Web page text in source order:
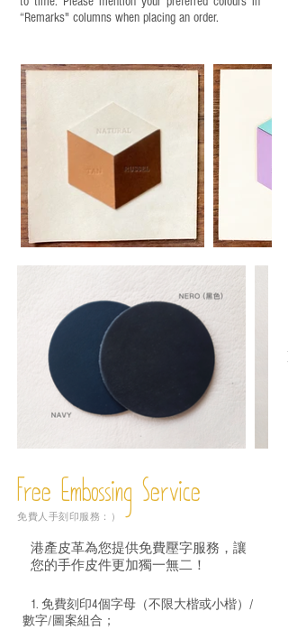
“Remarks" columns when placing an order.
Free Embossing Service
免費人手刻印服務：）
港產皮革為您提供免費壓字服務，讓
您的手作皮件更加獨一無二！
1. 免費刻印4個字母（不限大楷或小楷）/
數字/圖案組合；